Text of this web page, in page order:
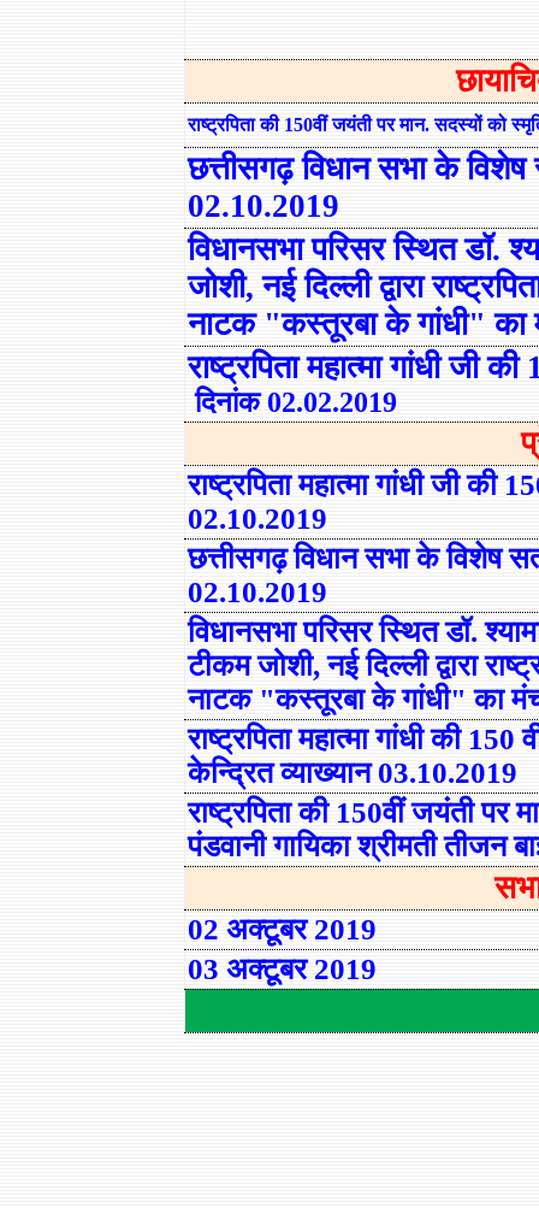
राष्ट्रपिता की 150वीं जयंती पर मान. सदस्यों को
छत्तीसगढ़ विधान सभा के विशेष
02.10.2019
विधानसभा परिसर स्थित डॉ.
जोशी, नई दिल्ली द्वारा
नाटक "कस्तूरबा के गांधी" का
राष्ट्रपिता महात्मा गांधी जी
दिनांक02.02.2019
राष्ट्रपिता महात्मा गांधी जी की
02.10.2019
छत्तीसगढ़ विधान सभा के विशेष
02.10.2019
विधानसभा परिसर स्थित डॉ.
टीकम जोशी, नई दिल्ली द्वारा
नाटक "कस्तूरबा के गांधी" का
राष्ट्रपिता महात्मा गांधी की
केन्द्रित व्याख्यान 03.10.2019
राष्ट्रपिता की 150वीं जयंती पर
पंडवानी गायिका श्रीमती तीजन
02 अक्टूबर 2019
03 अक्टूबर 2019